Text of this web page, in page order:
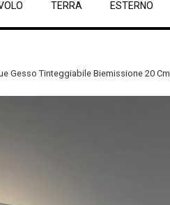
TERRA ESTERNO
Gesso Tinteggiabile Biemissione 20 Cm